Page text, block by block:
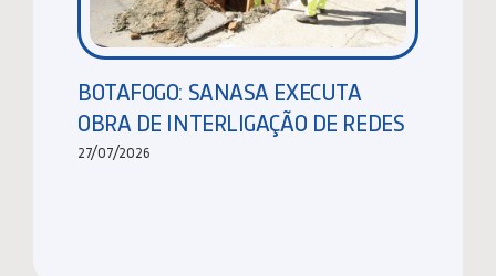
BOTAFOGO: SANASA EXECUTA
OBRA DE INTERLIGAÇÃO DE REDES
27/07/2026